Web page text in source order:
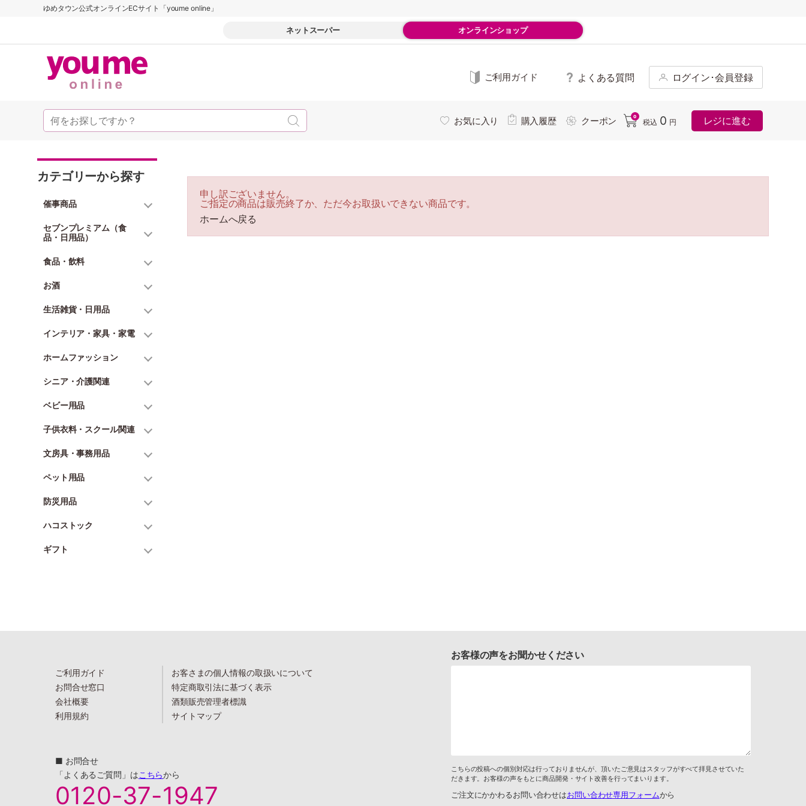
ゆめタウン公式オンラインECサイト「youme online」
ネットスーパー オンラインショップ
ご利用ガイド よくある質問 ログイン･会員登録
お気に入り 購入履歴 クーポン 0
税込 0 円 レジに進む
カテゴリーから探す
催事商品
セブンプレミアム（食
品・日用品）
食品・飲料
お酒
生活雑貨・日用品
インテリア・家具・家電
ホームファッション
シニア・介護関連
ベビー用品
子供衣料・スクール関連
文房具・事務用品
ペット用品
防災用品
ハコストック
ギフト
申し訳ございません。
ご指定の商品は販売終了か、ただ今お取扱いできない商品です。
ホームへ戻る
ご利用ガイド
お問合せ窓口
会社概要
利用規約
お客さまの個人情報の取扱いについて
特定商取引法に基づく表示
酒類販売管理者標識
サイトマップ
■ お問合せ
「よくあるご質問」はこちらから
0120-37-1947
お客様の声をお聞かせください
こちらの投稿への個別対応は行っておりませんが、頂いたご意見はスタッフがすべて拝見させていた
だきます。お客様の声をもとに商品開発・サイト改善を行ってまいります。
ご注文にかかわるお問い合わせはお問い合わせ専用フォームから